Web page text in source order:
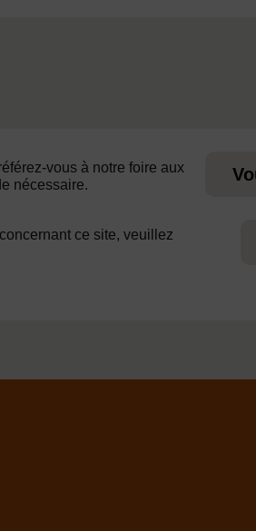
vous à notre foire aux
nécessaire.
ce site, veuillez